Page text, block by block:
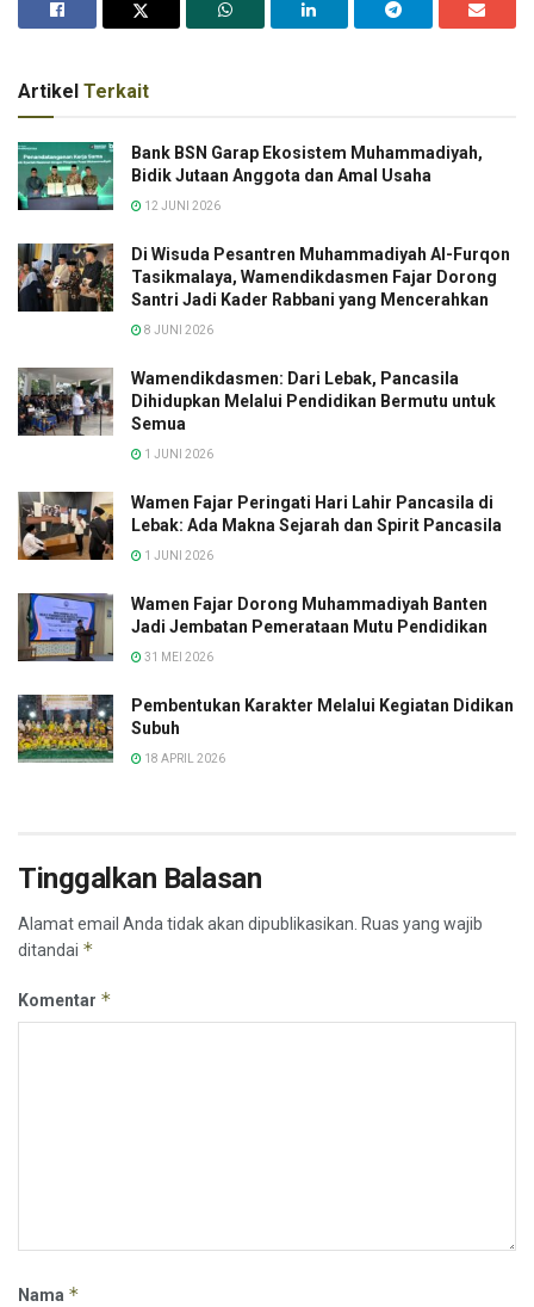
Artikel Terkait
Bank BSN Garap Ekosistem Muhammadiyah,
Bidik Jutaan Anggota dan Amal Usaha
12 JUNI 2026
Di Wisuda Pesantren Muhammadiyah Al-Furqon
Tasikmalaya, Wamendikdasmen Fajar Dorong
Santri Jadi Kader Rabbani yang Mencerahkan
8 JUNI 2026
Wamendikdasmen: Dari Lebak, Pancasila
Dihidupkan Melalui Pendidikan Bermutu untuk
Semua
1 JUNI 2026
Wamen Fajar Peringati Hari Lahir Pancasila di
Lebak: Ada Makna Sejarah dan Spirit Pancasila
1 JUNI 2026
Wamen Fajar Dorong Muhammadiyah Banten
Jadi Jembatan Pemerataan Mutu Pendidikan
31 MEI 2026
Pembentukan Karakter Melalui Kegiatan Didikan
Subuh
18 APRIL 2026
Tinggalkan Balasan
Alamat email Anda tidak akan dipublikasikan. Ruas yang wajib
ditandai *
Komentar *
Nama *